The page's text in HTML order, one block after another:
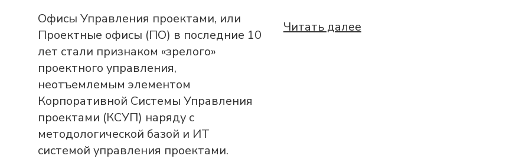
Офисы Управления проектами, или
Проектные офисы (ПО) в последние 10
лет стали признаком «зрелого»
проектного управления,
неотъемлемым элементом
Корпоративной Системы Управления
проектами (КСУП) наряду с
методологической базой и ИТ
системой управления проектами.
Читать далее